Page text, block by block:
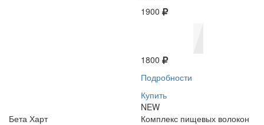
1900
1800
Подробности
Купить
NEW
Бета Харт
Комплекс пищевых волокон